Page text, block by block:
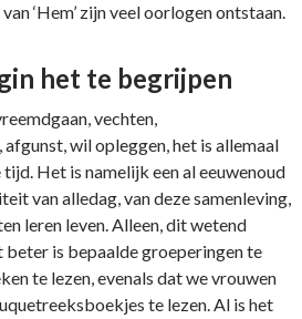
‘Hem’ zijn veel oorlogen ontstaan.
het te begrijpen
vechten,
wil opleggen, het is allemaal
Het is namelijk een al eeuwenoud
van alledag, van deze samenleving,
leren leven. Alleen, dit wetend
beter is bepaalde groeperingen te
te lezen, evenals dat we vrouwen
te lezen. Al is het